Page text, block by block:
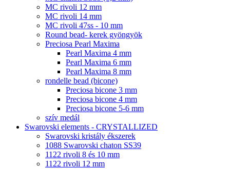
MC rivoli 12 mm
MC rivoli 14 mm
MC rivoli 47ss - 10 mm
Round bead- kerek gyöngyök
Preciosa Pearl Maxima
Pearl Maxima 4 mm
Pearl Maxima 6 mm
Pearl Maxima 8 mm
rondelle bead (bicone)
Preciosa bicone 3 mm
Preciosa bicone 4 mm
Preciosa bicone 5-6 mm
szív medál
Swarovski elements - CRYSTALLIZED
Swarovski kristály ékszerek
1088 Swarovski chaton SS39
1122 rivoli 8 és 10 mm
1122 rivoli 12 mm